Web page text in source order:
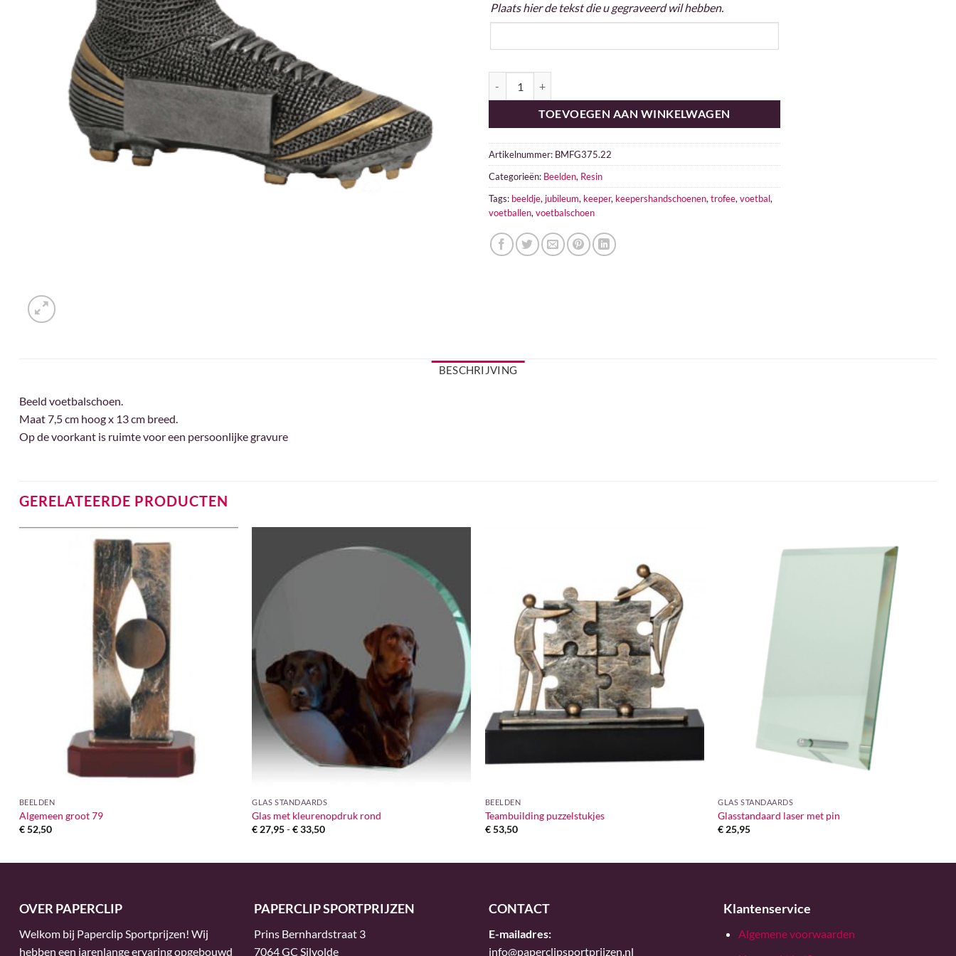
Plaats hier de tekst die u gegraveerd wil hebben.
TOEVOEGEN AAN WINKELWAGEN
Artikelnummer: BMFG375.22
Categorieën: Beelden, Resin
Tags: beeldje, jubileum, keeper, keepershandschoenen, trofee, voetbal,
voetballen, voetbalschoen
BESCHRIJVING
Beeld voetbalschoen.
Maat 7,5 cm hoog x 13 cm breed.
Op de voorkant is ruimte voor een persoonlijke gravure
GERELATEERDE PRODUCTEN
BEELDEN
Algemeen groot 79
€52,50
GLAS STANDAARDS
Glas met kleurenopdruk rond
€27,95-€33,50Prijsklasse:
BEELDEN
Teambuilding puzzelstukjes
€53,50
GLAS STANDAARDS
Glasstandaard laser met pin
€25,95
OVER PAPERCLIP
Welkom bij Paperclip Sportprijzen! Wij
hebben een jarenlange ervaring opgebouwd
PAPERCLIP SPORTPRIJZEN
Prins Bernhardstraat 3
7064 GC Silvolde
CONTACT
E-mailadres:
info@paperclipsportprijzen.nl
Klantenservice
Algemene voorwaarden